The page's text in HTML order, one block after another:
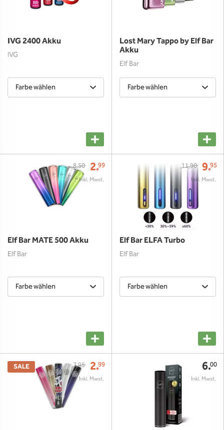
IVG 2400 Akku
IVG
Farbe wählen
Lost Mary Tappo by Elf Bar
Akku
Elf Bar
Farbe wählen
8,50 2.99
Elf Bar MATE 500 Akku
Elf Bar
Farbe wählen
11,90 9.95
Elf Bar ELFA Turbo
Elf Bar
Farbe wählen
7,95 2.99
SALE 6.00